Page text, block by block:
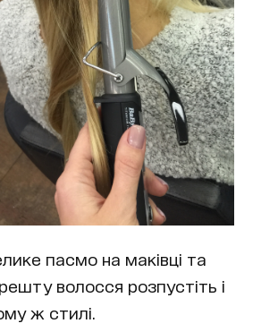
пасмо на маківці та
волосся розпустіть і
ж стилі.